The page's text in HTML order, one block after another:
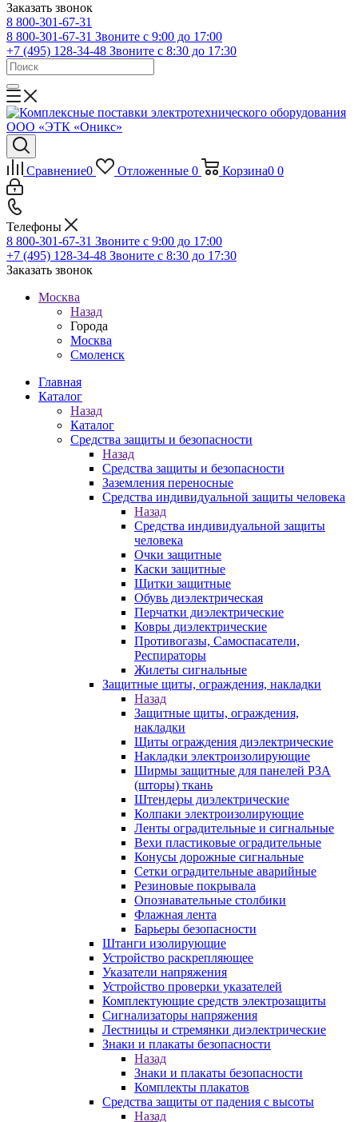
Заказать звонок
8 800-301-67-31
8 800-301-67-31 Звоните с 9:00 до 17:00
+7 (495) 128-34-48 Звоните с 8:30 до 17:30
Сравнение0 Отложенные 0 Корзина0 0
Телефоны
8 800-301-67-31 Звоните с 9:00 до 17:00
+7 (495) 128-34-48 Звоните с 8:30 до 17:30
Заказать звонок
Москва
Назад
Города
Москва
Смоленск
Главная
Каталог
Назад
Каталог
Средства защиты и безопасности
Назад
Средства защиты и безопасности
Заземления переносные
Средства индивидуальной защиты человека
Назад
Средства индивидуальной защиты
человека
Очки защитные
Каски защитные
Щитки защитные
Обувь диэлектрическая
Перчатки диэлектрические
Ковры диэлектрические
Противогазы, Самоспасатели,
Респираторы
Жилеты сигнальные
Защитные щиты, ограждения, накладки
Назад
Защитные щиты, ограждения,
накладки
Щиты ограждения диэлектрические
Накладки электроизолирующие
Ширмы защитные для панелей РЗА
(шторы) ткань
Штендеры диэлектрические
Колпаки электроизолирующие
Ленты оградительные и сигнальные
Вехи пластиковые оградительные
Конусы дорожные сигнальные
Сетки оградительные аварийные
Резиновые покрывала
Опознавательные столбики
Флажная лента
Барьеры безопасности
Штанги изолирующие
Устройство раскрепляющее
Указатели напряжения
Устройство проверки указателей
Комплектующие средств электрозащиты
Сигнализаторы напряжения
Лестницы и стремянки диэлектрические
Знаки и плакаты безопасности
Назад
Знаки и плакаты безопасности
Комплекты плакатов
Средства защиты от падения с высоты
Назад